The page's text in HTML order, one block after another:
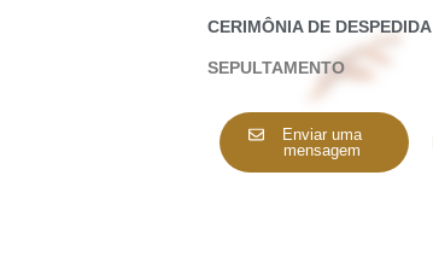
CERIMÔNIA DE DESPEDIDA
SEPULTAMENTO
Enviar uma
mensagem